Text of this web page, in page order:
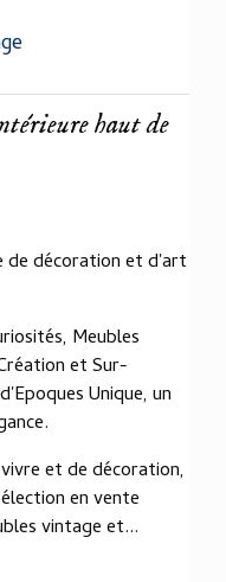
haut de
de décoration et d'art
Meubles
et Sur-
Unique, un
et de décoration,
en vente
vintage et...